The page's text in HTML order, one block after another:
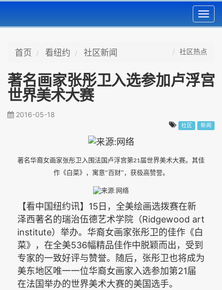
首页 看纽约 社区新闻 社区热点
著名画家张彤卫入选参加卢浮宫
世界美术大赛
2016-05-18
社区 新闻
著名华裔女画家张彤卫入围法国卢浮宫第21 届世界美术大赛。其佳
作《白菜》，寓意“百财”，获极高赞誉。
【看中国纽约讯】 15 日，全美绘画选拨赛在新
泽西著名的瑞治伍德艺术学院（Ridgewood art
institute）举办。华裔女画家张彤卫的佳作《白
菜》，在全美536幅精品佳作中脱颖而出，受到
专家的一致好评与赞誉。随后，张彤卫也将成为
美东地区唯一一位华裔女画家入选参加第21届
在法国举办的世界美术大赛的美国选手。